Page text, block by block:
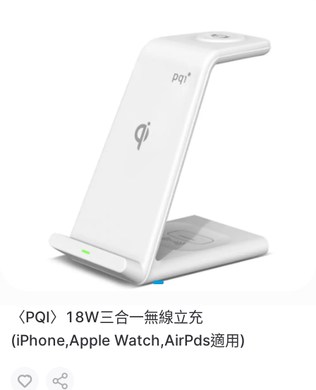
〈PQI〉18W三合一無線立充
(iPhone,Apple Watch,AirPds適用)